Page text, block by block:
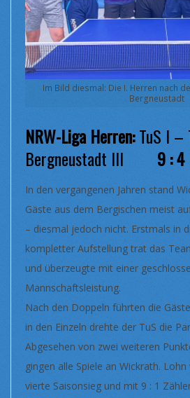
Im Bild diesmal: Die I. Herren nach
Bergneustadt
NRW-Liga Herren:TuS I –
Bergneustadt III 9 : 4
In den vergangenen Jahren stand
Gäste aus dem Bergischen meist
– diesmal jedoch nicht. Erstmals in
kompletter Aufstellung trat das
und überzeugte mit einer
Mannschaftsleistung.
Nach den Doppeln führten die
in den Einzeln drehte der TuS die
Abgesehen von zwei weiteren
gingen alle Spiele an Wickrath.
vierte Saisonsieg und mit 9 : 1